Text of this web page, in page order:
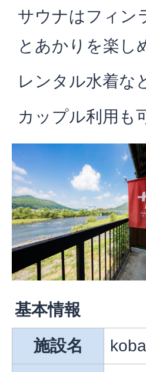
サウナはフィン
とあかりを楽し
レンタル水着な
カップル利用も
基本情報
施設名